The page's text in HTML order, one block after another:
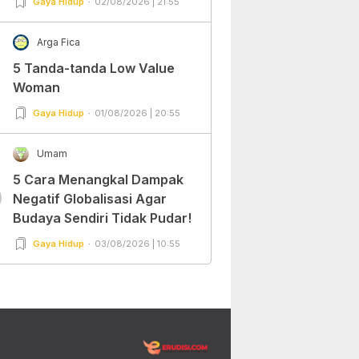
Arga Fica
5 Tanda-tanda Low Value
Woman
Gaya Hidup 01/08/2026 | 20:55
Umam
5 Cara Menangkal Dampak
Negatif Globalisasi Agar
Budaya Sendiri Tidak Pudar!
Gaya Hidup 03/08/2026 | 10:55